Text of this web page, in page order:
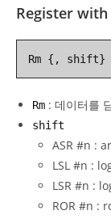
Register
Rm {, shift}
Rm : 데이터를
shift
ASR #n :
LSL #n :
LSR #n :
ROR #n :